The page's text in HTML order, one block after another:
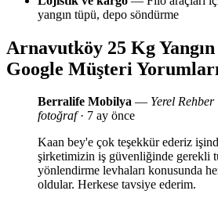
yangın tüpü, depo söndürme
Arnavutköy 25 Kg
Google Müşteri
Berralife Mobilya — Yerel Rehber
fotoğraf· 7 ay önce
Kaan bey'e çok teşekkür ederiz
şirketimizin iş güvenliğinde gerekli
yönlendirme levhaları konusunda
oldular. Herkese tavsiye ederim.